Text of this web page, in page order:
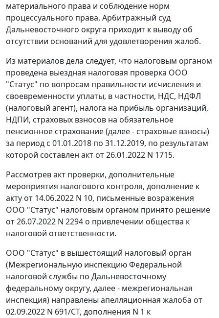
материального права и соблюдение норм
процессуального права, Арбитражный суд
Дальневосточного округа приходит к выводу об
отсутствии оснований для удовлетворения жалоб.
Из материалов дела следует, что налоговым органом
проведена выездная налоговая проверка ООО
"Статус" по вопросам правильности исчисления и
своевременности уплаты, в частности, НДС, НДФЛ
(налоговый агент), налога на прибыль организаций,
НДПИ, страховых взносов на обязательное
пенсионное страхование (далее - страховые взносы)
за период с 01.01.2018 по 31.12.2019, по результатам
которой составлен акт от 26.01.2022 N 1715.
Рассмотрев акт проверки, дополнительные
мероприятия налогового контроля, дополнение к
акту от 14.06.2022 N 10, письменные возражения
ООО "Статус" налоговым органом принято решение
от 26.07.2022 N 2294 о привлечении общества к
налоговой ответственности.
ООО "Статус" в вышестоящий налоговый орган
(Межрегиональную инспекцию Федеральной
налоговой службы по Дальневосточному
федеральному округу, далее - межрегиональная
инспекция) направлены апелляционная жалоба от
02.09.2022 N 691/СТ, дополнения N 1 к